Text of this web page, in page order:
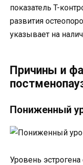
показатель T-
развития
указывает на
Причины и
Пониженный
Уровень